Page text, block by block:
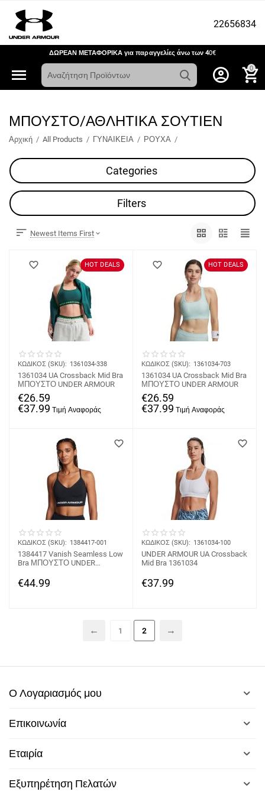
22656834
0
ΔΩΡΕΑΝ ΜΕΤΑΦΟΡΙΚΑ για παραγγελίες άνω των 40€
ΜΠΟΥΣΤΟ/ΑΘΛΗΤΙΚΑ ΣΟΥΤΙΕΝ
Αρχική / All Products / ΓΥΝΑΙΚΕΙΑ / ΡΟΥΧΑ /
Categories
Filters
Newest Items First
HOT DEALS
ΚΩΔΙΚΟΣ (SKU): 1361034-338
1361034 UA Crossback Mid Bra
ΜΠΟΥΣΤΟ UNDER ARMOUR
€37.99
€26.59
HOT DEALS
ΚΩΔΙΚΟΣ (SKU): 1361034-703
1361034 UA Crossback Mid Bra
ΜΠΟΥΣΤΟ UNDER ARMOUR
€37.99
€26.59
ΚΩΔΙΚΟΣ (SKU): 1384417-001
1384417 Vanish Seamless Low
Bra ΜΠΟΥΣΤΟ UNDER
€44.99
ΚΩΔΙΚΟΣ (SKU): 1361034-100
UNDER ARMOUR UA Crossback
Mid Bra 1361034
€37.99
1 2
Ο Λογαριασμός μου
Επικοινωνία
Εταιρία
Εξυπηρέτηση Πελατών